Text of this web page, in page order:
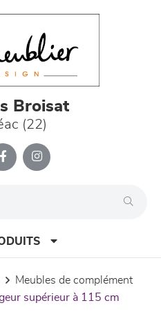
Broisat
(22)
meubles de complément
supérieur à 115 cm